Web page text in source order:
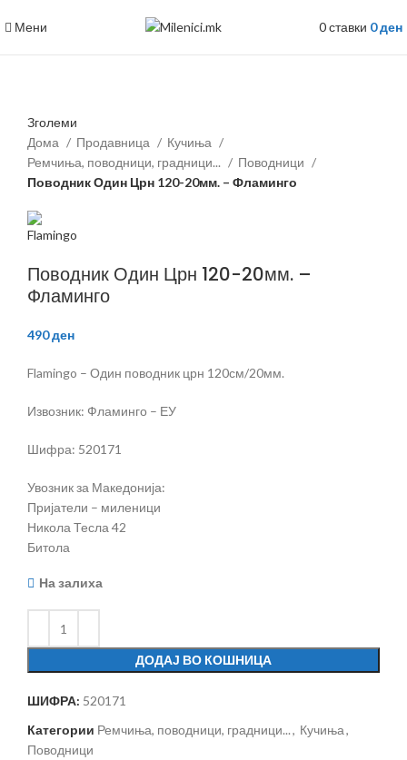
Мени 0ставки 0ден
Зголеми
Дома
Продавница
Кучиња
Ремчиња, поводници, градници...
Поводници
Поводник Один Црн 120-20мм. – Фламинго
Поводник Один Црн 120-20мм. –
Фламинго
490ден
Flamingo – Один поводник црн 120см/20мм.
Извозник: Фламинго – ЕУ
Шифра: 520171
Увозник за Македонија:
Пријатели – миленици
Никола Тесла 42
Битола
На залиха
ДОДАЈ ВО КОШНИЦА
ШИФРА: 520171
Категории Ремчиња, поводници, градници..., Кучиња,
Поводници